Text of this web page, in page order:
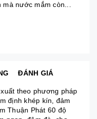
nước mắm còn...
ĐÁNH GIÁ
theo phương pháp
định khép kín, đảm
Thuận Phát 60 độ